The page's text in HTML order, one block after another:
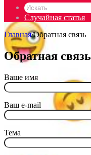
Случайная статья
Главная/Обратная связь
Обратная связь
Ваше имя
Ваш e-mail
Тема